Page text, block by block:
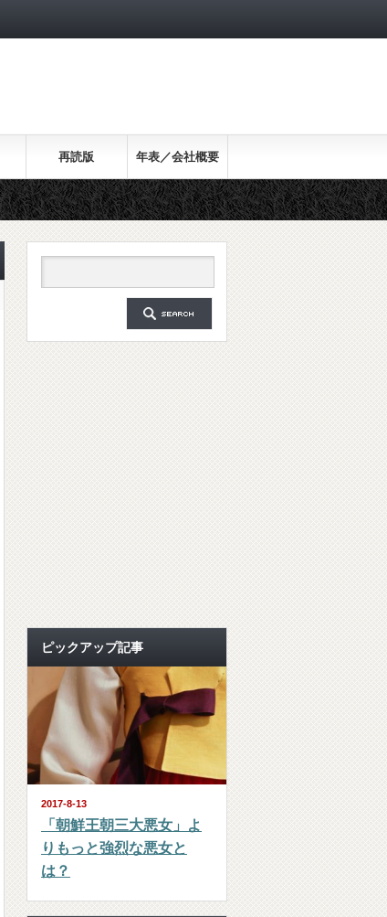
再読版 年表／会社概要
ピックアップ記事
2017-8-13
「朝鮮王朝三大悪女」よ
りもっと強烈な悪女と
は？